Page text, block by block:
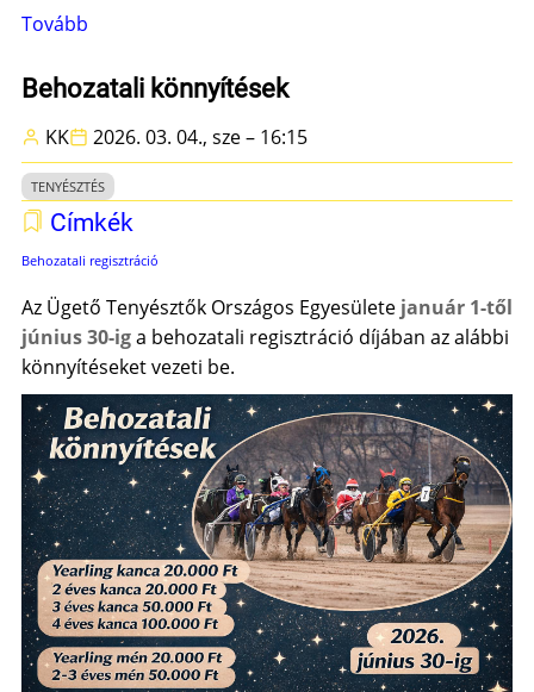
Tovább
szolgáltatásaink
Behozatali könnyítések
KK 2026. 03. 04., sze – 16:15
TENYÉSZTÉS
Címkék
Behozatali regisztráció
Az Ügető Tenyésztők Országos Egyesülete január 1-től
június 30-iga behozatali regisztráció díjában az alábbi
könnyítéseket vezeti be.